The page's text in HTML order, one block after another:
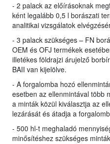
- 2 palack az előírásoknak
ként legalább 0,5 l borászati
analitikai vizsgálatok
- 3 palack szükséges – FN
OEM és OFJ termékek
illetékes földrajzi árujelző
BAII van kijelölve.
- A forgalomba hozó
esetben az ellenmintával több
a minták közül kiválasztja az
lezárását és átadja a
- 500 hl-t meghaladó
minősítéshez szükséges